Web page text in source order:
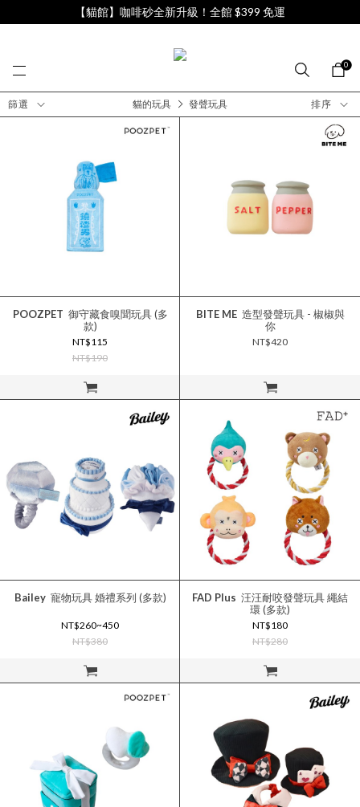
【貓館】咖啡砂全新升級！全館 $399 免運
0
篩選 排序
貓的玩具 發聲玩具
立即購買
POOZPET
款)
NT$115
NT$190
立即購買
BITE ME造型發聲玩具 - 椒椒與
你
NT$420
立即購買
Bailey 寵物玩具 婚禮系列 (多款)
NT$260~450
NT$380
立即購買
FAD Plus
環 (多款)
NT$180
NT$280